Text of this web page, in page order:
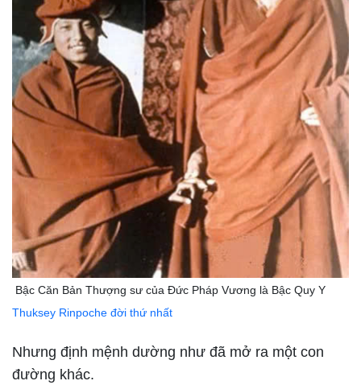
Bậc Căn Bản Thượng sư của Đức Pháp Vương là Bậc Quy Y
Thuksey Rinpoche đời thứ nhất
Nhưng định mệnh dường như đã mở ra một con
đường khác.